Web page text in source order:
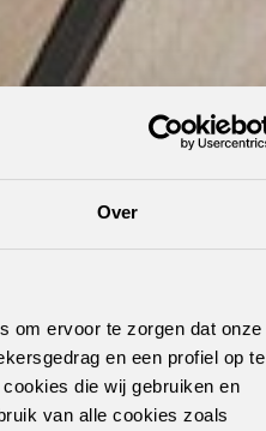
Over
om ervoor te zorgen dat onze
en een profiel op te
die wij gebruiken en
van alle cookies zoals